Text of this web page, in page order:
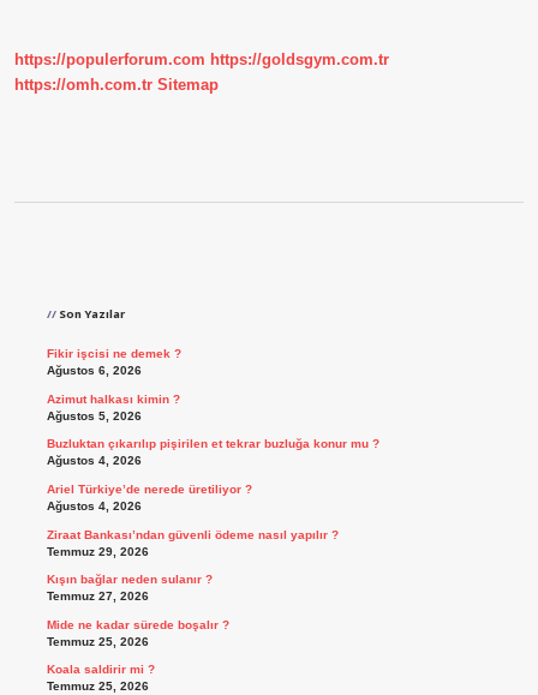
https://populerforum.com https://goldsgym.com.tr
https://omh.com.tr Sitemap
Son Yazılar
Fikir işcisi ne demek ?
Ağustos 6, 2026
Azimut halkası kimin ?
Ağustos 5, 2026
Buzluktan çıkarılıp pişirilen et tekrar buzluğa konur mu ?
Ağustos 4, 2026
Ariel Türkiye’de nerede üretiliyor ?
Ağustos 4, 2026
Ziraat Bankası’ndan güvenli ödeme nasıl yapılır ?
Temmuz 29, 2026
Kışın bağlar neden sulanır ?
Temmuz 27, 2026
Mide ne kadar sürede boşalır ?
Temmuz 25, 2026
Koala saldirir mi ?
Temmuz 25, 2026